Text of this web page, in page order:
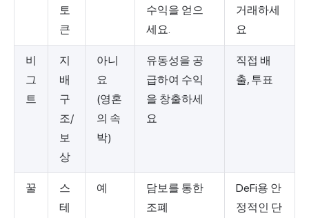
토
큰
수익을 얻으
세요.
거래하세
요
비
그
트
지
배
구
조/
보
상
아니
요
(영혼
의 속
박)
유동성을 공
급하여 수익
을 창출하세
요
직접 배
출, 투표
꿀
스
테
예
담보를 통한
조폐
DeFi용 안
정적인 단